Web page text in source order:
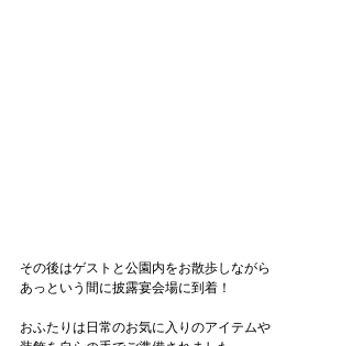
その後はゲストと公園内をお散歩しながら
あっという間に披露宴会場に到着！
おふたりは日常のお気に入りのアイテムや